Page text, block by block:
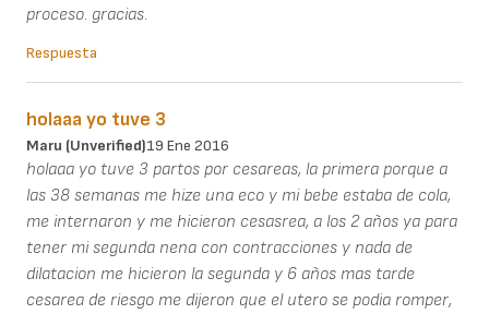
proceso. gracias.
Respuesta
holaaa yo tuve 3
Maru (unverified)19 Ene 2016
holaaa yo tuve 3 partos por cesareas, la primera porque a
las 38 semanas me hize una eco y mi bebe estaba de cola,
me internaron y me hicieron cesasrea, a los 2 años ya para
tener mi segunda nena con contracciones y nada de
dilatacion me hicieron la segunda y 6 años mas tarde
cesarea de riesgo me dijeron que el utero se podia romper,